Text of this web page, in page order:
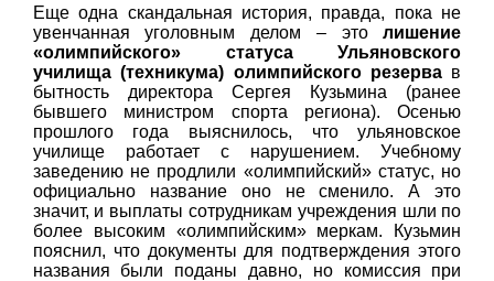
Еще одна скандальная история, правда, пока не
увенчанная уголовным делом – этолишение
«олимпийского» статуса Ульяновского
училища (техникума) олимпийского резервав
бытность директора Сергея Кузьмина (ранее
бывшего министром спорта региона). Осенью
прошлого года выяснилось, что ульяновское
училище работает с нарушением. Учебному
заведению не продлили «олимпийский» статус, но
официально название оно не сменило. А это
значит, и выплаты сотрудникам учреждения шли по
более высоким «олимпийским» меркам. Кузьмин
пояснил, что документы для подтверждения этого
названия были поданы давно, но комиссия при